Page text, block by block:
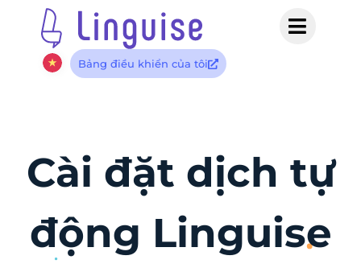
Bảng điều khiển của tôi
Cài đặt dịch tự
động Linguise